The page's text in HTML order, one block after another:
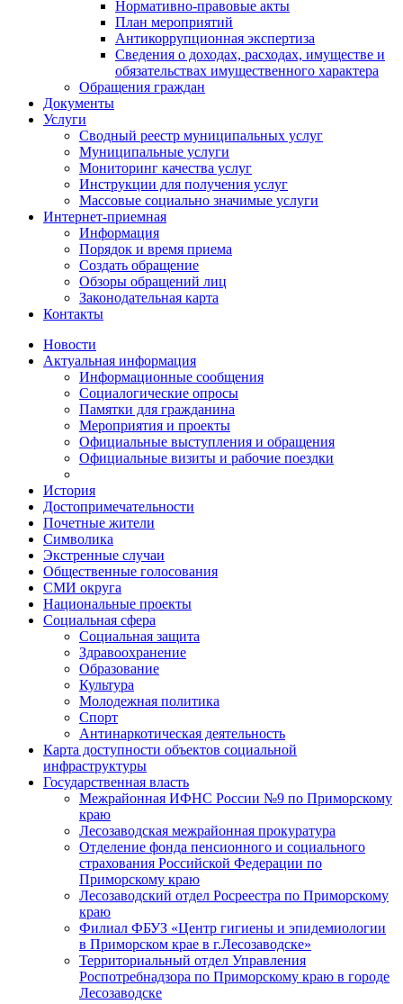
Нормативно-правовые акты
План мероприятий
Антикоррупционная экспертиза
Сведения о доходах, расходах, имуществе и
обязательствах имущественного характера
Обращения граждан
Документы
Услуги
Сводный реестр муниципальных услуг
Муниципальные услуги
Мониторинг качества услуг
Инструкции для получения услуг
Массовые социально значимые услуги
Интернет-приемная
Информация
Порядок и время приема
Создать обращение
Обзоры обращений лиц
Законодательная карта
Контакты
Новости
Актуальная информация
Информационные сообщения
Социалогические опросы
Памятки для гражданина
Мероприятия и проекты
Официальные выступления и обращения
Официальные визиты и рабочие поездки
История
Достопримечательности
Почетные жители
Символика
Экстренные случаи
Общественные голосования
СМИ округа
Национальные проекты
Социальная сфера
Социальная защита
Здравоохранение
Образование
Культура
Молодежная политика
Спорт
Антинаркотическая деятельность
Карта доступности объектов социальной
инфраструктуры
Государственная власть
Межрайонная ИФНС России №9 по Приморскому
краю
Лесозаводская межрайонная прокуратура
Отделение фонда пенсионного и социального
страхования Российской Федерации по
Приморскому краю
Лесозаводский отдел Росреестра по Приморскому
краю
Филиал ФБУЗ «Центр гигиены и эпидемиологии
в Приморском крае в г.Лесозаводске»
Территориальный отдел Управления
Роспотребнадзора по Приморскому краю в городе
Лесозаводске